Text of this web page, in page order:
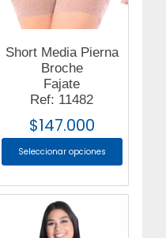
Short Media Pierna
Broche
Fajate
Ref: 11482
$147.000
Seleccionar opciones